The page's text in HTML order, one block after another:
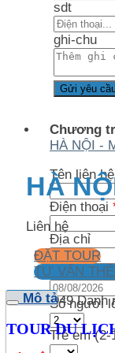
sdt
ghi-chu
Chương
HÀ NỘI -
Tên liên
Điện thoại
Địa chỉ
Ngày khởi
Số người
Trẻ em (2-
HÀ
Liên hệ
ĐẶT TOUR
TƯ VẤN
Mã:949 Danh
Mô tả
TOUR DU